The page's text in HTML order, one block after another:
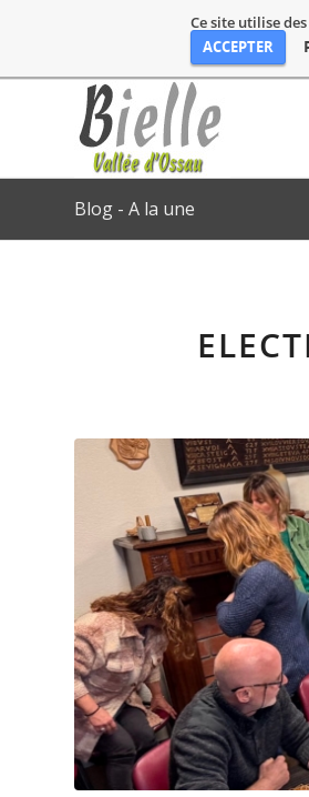
Ce site utilise
ACCEPTER
Blog - A la une